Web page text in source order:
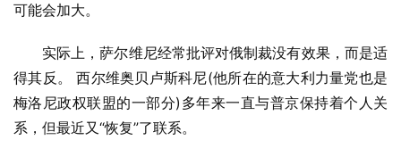
可能会加大。
实际上，萨尔维尼经常批评对俄制裁没有效果，而是适
得其反。 西尔维奥贝卢斯科尼(他所在的意大利力量党也是
梅洛尼政权联盟的一部分)多年来一直与普京保持着个人关
系，但最近又“恢复”了联系。